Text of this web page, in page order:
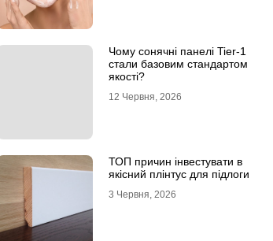
Чому сонячні панелі Tier-1
стали базовим стандартом
якості?
12 Червня, 2026
ТОП причин інвестувати в
якісний плінтус для підлоги
3 Червня, 2026